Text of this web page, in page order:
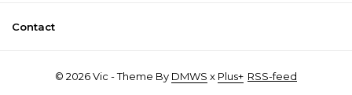
Contact
© 2026 Vic - Theme By DMWS x Plus+ RSS-feed